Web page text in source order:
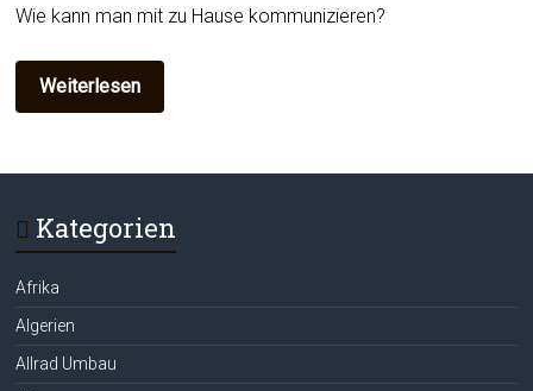
Wie kann man mit zu Hause kommunizieren?
Weiterlesen
Kategorien
Afrika
Algerien
Allrad Umbau